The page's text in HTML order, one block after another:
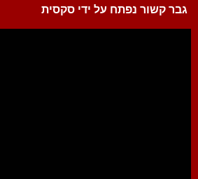
גבר קשור נפתח על ידי סקסית